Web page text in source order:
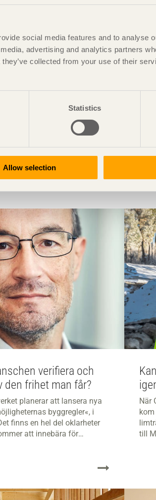
social media features and to analyse
advertising and analytics partners
collected from your use of their
Statistics
Allow selection
vare den geometriska formen
smälter det elva meter höga
verifiera och
den frihet man får?
planerar att lansera nya
byggregler«, i
finns en hel del oklarheter
att innebära för
När
till